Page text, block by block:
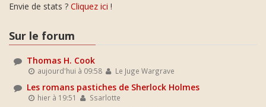
Envie de stats ? Cliquez ici !
Sur le forum
Thomas H. Cook
aujourd'hui à 09:58 Le Juge Wargrave
Les romans pastiches de Sherlock Holmes
hier à 19:51 Ssarlotte